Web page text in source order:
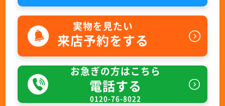
実物を見たい
来店予約をする
お急ぎの方はこちら
電話する
0120-76-8022